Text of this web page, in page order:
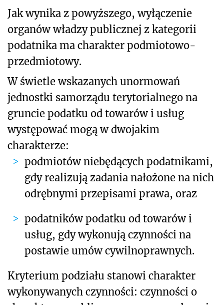
Jak wynika z powyższego, wyłączenie
organów władzy publicznej z kategorii
podatnika ma charakter podmiotowo-
przedmiotowy.
W świetle wskazanych unormowań
jednostki samorządu terytorialnego na
gruncie podatku od towarów i usług
występować mogą w dwojakim
charakterze:
podmiotów niebędących podatnikami,
gdy realizują zadania nałożone na nich
odrębnymi przepisami prawa, oraz
podatników podatku od towarów i
usług, gdy wykonują czynności na
postawie umów cywilnoprawnych.
Kryterium podziału stanowi charakter
wykonywanych czynności: czynności o